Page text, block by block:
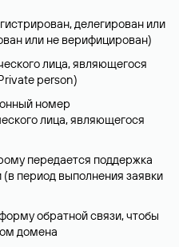
делегирован или
или не верифицирован)
лица, являющегося
person)
номер
лица, являющегося
передается поддержка
период выполнения заявки
обратной связи, чтобы
домена